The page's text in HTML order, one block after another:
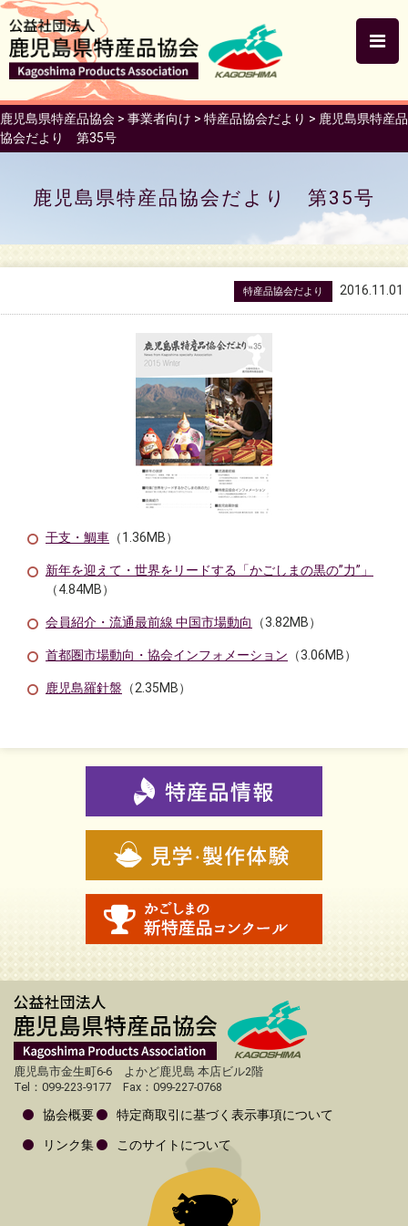
鹿児島県特産品協会 > 事業者向け > 特産品協会だより > 鹿児島県特産品
協会だより 第35号
鹿児島県特産品協会だより 第35号
特産品協会だより 2016.11.01
干支・鯛車 （1.36MB）
新年を迎えて・世界をリードする「かごしまの黒の”力”」
（4.84MB）
会員紹介・流通最前線 中国市場動向 （3.82MB）
首都圏市場動向・協会インフォメーション （3.06MB）
鹿児島羅針盤 （2.35MB）
鹿児島市金生町6-6 よかど鹿児島 本店ビル2階
Tel：099-223-9177 Fax：099-227-0768
協会概要 特定商取引に基づく表示事項について
リンク集 このサイトについて